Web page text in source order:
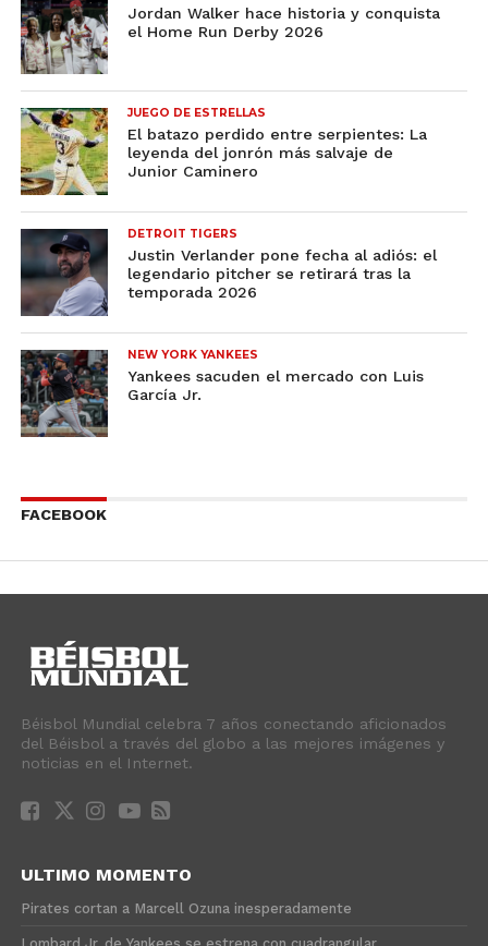
Jordan Walker hace historia y conquista
el Home Run Derby 2026
JUEGO DE ESTRELLAS
El batazo perdido entre serpientes: La
leyenda del jonrón más salvaje de
Junior Caminero
DETROIT TIGERS
Justin Verlander pone fecha al adiós: el
legendario pitcher se retirará tras la
temporada 2026
NEW YORK YANKEES
Yankees sacuden el mercado con Luis
García Jr.
FACEBOOK
Béisbol Mundial celebra 7 años conectando aficionados
del Béisbol a través del globo a las mejores imágenes y
noticias en el Internet.
ULTIMO MOMENTO
Pirates cortan a Marcell Ozuna inesperadamente